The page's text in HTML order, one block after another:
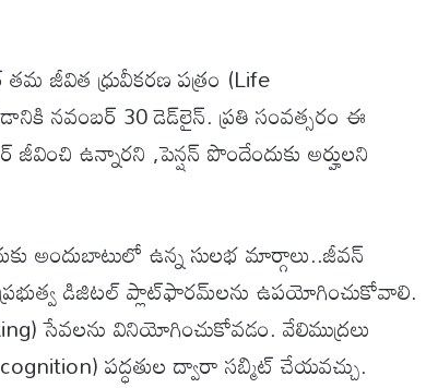
తమ జీవిత ధ్రువీకరణ పత్రం (Life
నవంబర్ 30 డెడ్‌లైన్. ప్రతి సంవత్సరం ఈ
జీవించి ఉన్నారని ,పెన్షన్ పొందేందుకు అర్హులని
అందుబాటులో ఉన్న సులభ మార్గాలు..జీవన్
డిజిటల్ ప్లాట్‌ఫారమ్‌లను ఉపయోగించుకోవాలి.
సేవలను వినియోగించుకోవడం. వేలిముద్రలు
పద్ధతుల ద్వారా సబ్మిట్ చేయవచ్చు.